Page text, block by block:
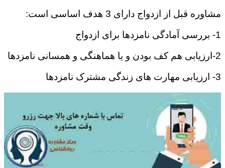
مشاوره قبل از ازدواج دارای 3 هدف اساسی است:
1- بررسی آمادگی نامزدها برای ازدواج
2-ارزیابی هم کف بودن و یا هماهنگی و همسانی نامزدها
3- ارزیابی مهارت های زندگی مشترک نامزدها